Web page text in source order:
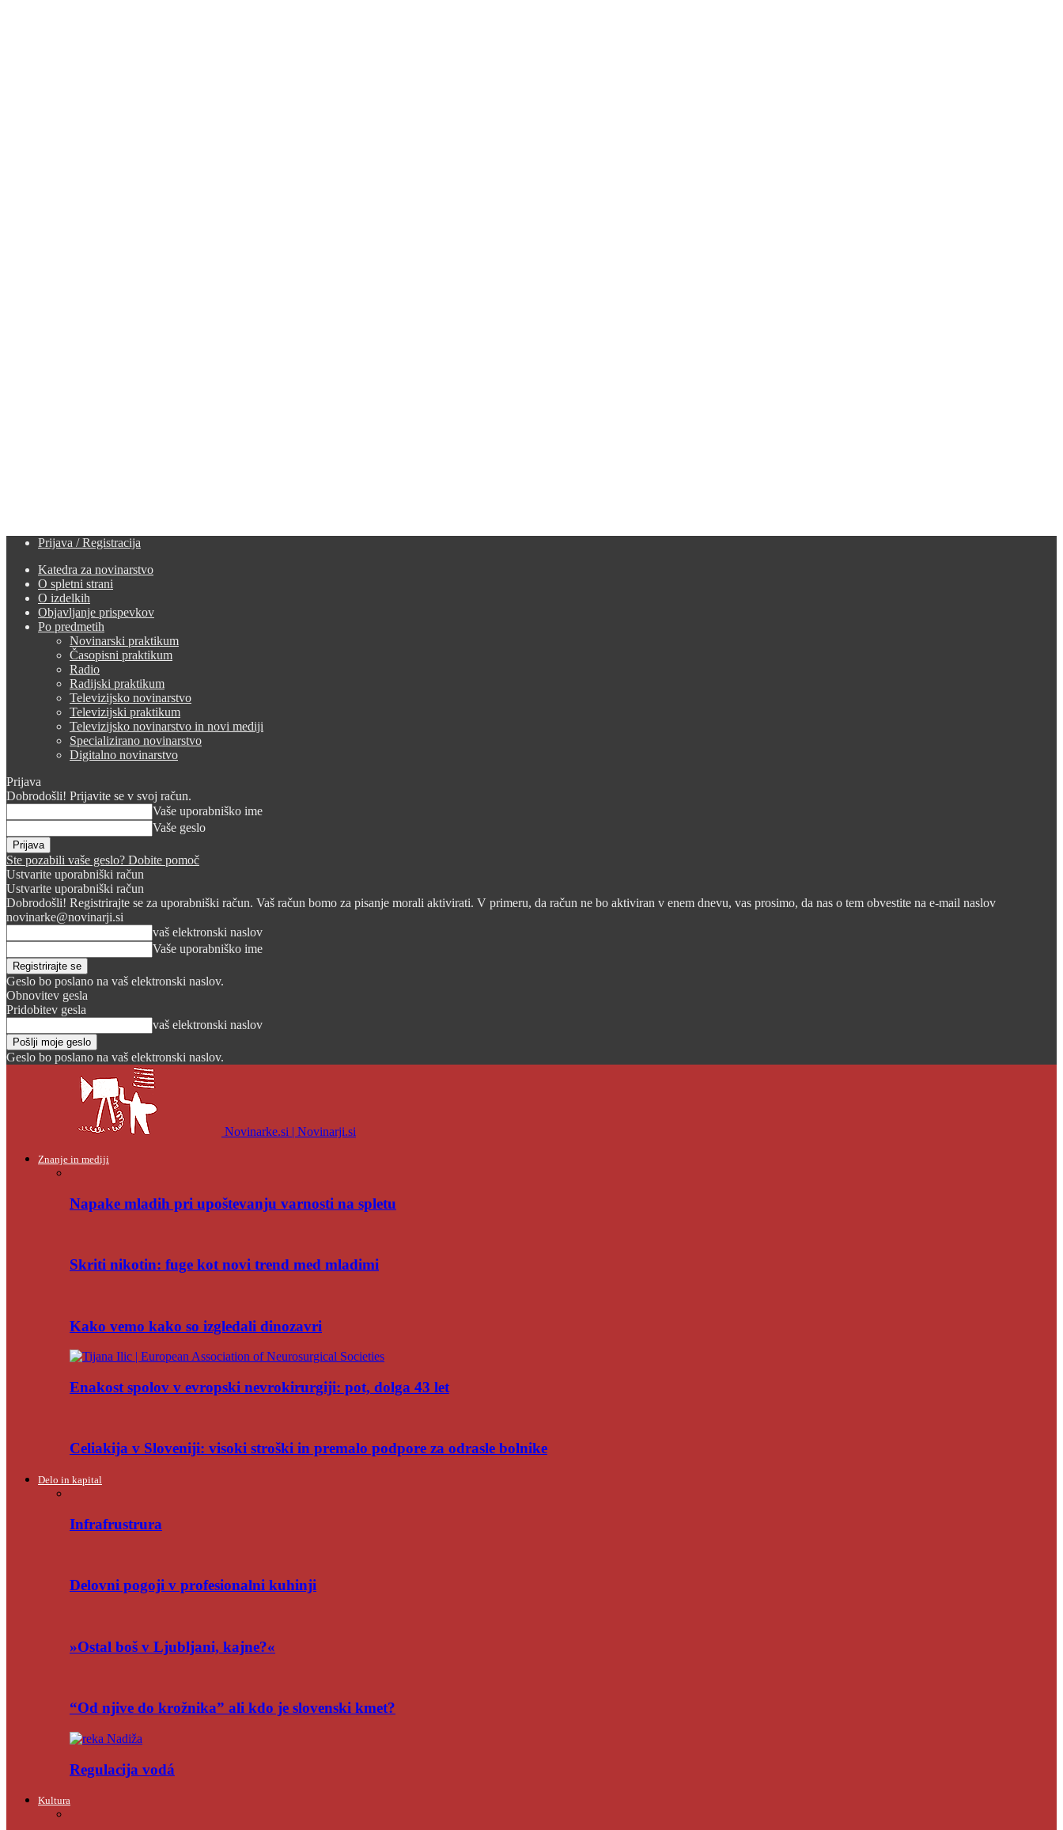
Prijava / Registracija
Katedra za novinarstvo
O spletni strani
O izdelkih
Objavljanje prispevkov
Po predmetih
Novinarski praktikum
Časopisni praktikum
Radio
Radijski praktikum
Televizijsko novinarstvo
Televizijski praktikum
Televizijsko novinarstvo in novi mediji
Specializirano novinarstvo
Digitalno novinarstvo
Prijava
Dobrodošli! Prijavite se v svoj račun.
Vaše uporabniško ime
Vaše geslo
Ste pozabili vaše geslo? Dobite pomoč
Ustvarite uporabniški račun
Ustvarite uporabniški račun
Dobrodošli! Registrirajte se za uporabniški račun. Vaš račun bomo za pisanje morali aktivirati. V primeru, da račun ne bo aktiviran v enem dnevu, vas prosimo, da nas o tem obvestite na e-mail naslov
novinarke@novinarji.si
vaš elektronski naslov
Vaše uporabniško ime
Geslo bo poslano na vaš elektronski naslov.
Obnovitev gesla
Pridobitev gesla
vaš elektronski naslov
Geslo bo poslano na vaš elektronski naslov.
Novinarke.si | Novinarji.si
Znanje in mediji
Napake mladih pri upoštevanju varnosti na spletu
Skriti nikotin: fuge kot novi trend med mladimi
Kako vemo kako so izgledali dinozavri
Enakost spolov v evropski nevrokirurgiji: pot, dolga 43 let
Celiakija v Sloveniji: visoki stroški in premalo podpore za odrasle bolnike
Delo in kapital
Infrafrustrura
Delovni pogoji v profesionalni kuhinji
»Ostal boš v Ljubljani, kajne?«
“Od njive do krožnika” ali kdo je slovenski kmet?
Regulacija vodá
Kultura